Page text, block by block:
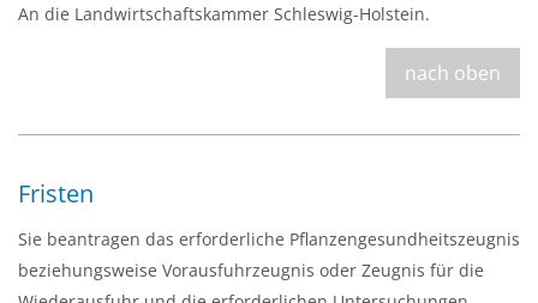
An die Landwirtschaftskammer Schleswig-Holstein.
nach oben
Fristen
Sie beantragen das erforderliche Pflanzengesundheitszeugnis
beziehungsweise Vorausfuhrzeugnis oder Zeugnis für die